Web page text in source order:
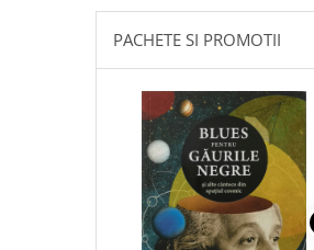
PACHETE SI PROMOTII